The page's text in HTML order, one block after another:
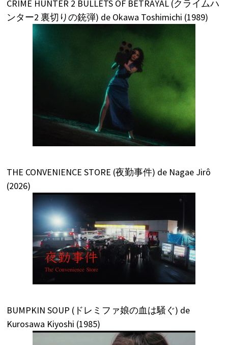
CRIME HUNTER 2 BULLETS OF BETRAYAL (クライムハ
ンター2 裏切りの銃弾) de Okawa Toshimichi (1989)
THE CONVENIENCE STORE (夜勤事件) de Nagae Jirô
(2026)
BUMPKIN SOUP (ドレミファ娘の血は騒ぐ) de
Kurosawa Kiyoshi (1985)